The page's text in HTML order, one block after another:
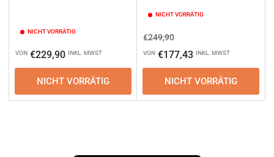
NICHT VORRÄTIG
Normaler
Preis
VON €229,90 INKL. MWST
NICHT VORRÄTIG
NICHT VORRÄTIG
Normaler
Preis
€249,90Ausverkaufspreis
VON €177,43 INKL. MWST
NICHT VORRÄTIG